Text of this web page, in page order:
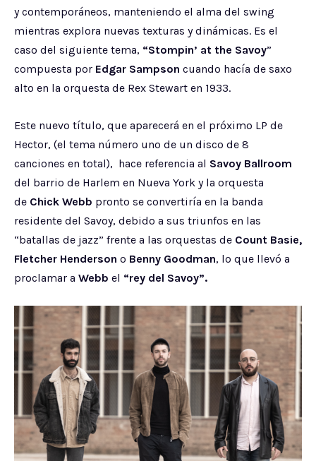
y contemporáneos, manteniendo el alma del swing
mientras explora nuevas texturas y dinámicas. Es el
caso del siguiente tema, “Stompin’ at the Savoy”
compuesta por Edgar Sampson cuando hacía de saxo
alto en la orquesta de Rex Stewart en 1933.
Este nuevo título, que aparecerá en el próximo LP de
Hector, (el tema número uno de un disco de 8
canciones en total), hace referencia al Savoy Ballroom
del barrio de Harlem en Nueva York y la orquesta
de Chick Webb pronto se convertiría en la banda
residente del Savoy, debido a sus triunfos en las
“batallas de jazz” frente a las orquestas de Count Basie,
Fletcher Henderson o Benny Goodman, lo que llevó a
proclamar a Webb el “rey del Savoy”.